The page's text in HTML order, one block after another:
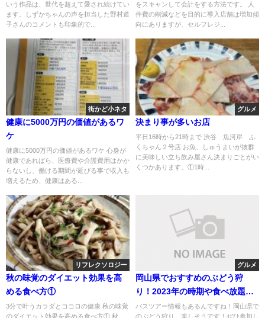
いう作品は、世代を超えて愛され続けてい
ます。しずかちゃんの声を担当した野村道
子さんのコメントも印象的で...
をスキャンして会計をする方法です。 人
件費の削減などを目的に導入店舗は増加傾
向にありますが、セルフレジ...
街かど小ネタ
健康に5000万円の価値があるワ
ケ
健康に5000万円の価値があるワケ 心身が
健康であればら、医療費や介護費用はかか
らないし、働ける期間が延びる事で収入も
増えるため、健康はある...
グルメ
決まり事が多いお店
平日16時から21時まで 渋谷 魚河岸 ふ
くちゃん２号店 お魚、しゅうまいが抜群
に美味しい立ち飲み屋さん決まりごとがい
くつかあります。①1時...
リフレクソロジー
秋の味覚のダイエット効果を高
める食べ方①
3分で叶うカラダとココロの健康 秋の味覚
のダイエット効果を高める食べ方① 秋
グルメ
岡山県でおすすめのぶどう狩
り！2023年の時期や食べ放題、
品種について知ろう
バスツアー情報もあるんですね！岡山県で
のぶどう狩り、楽しそうです！ぜひ参加し